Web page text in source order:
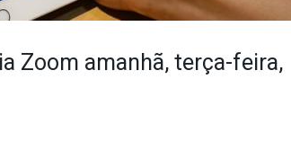
Zoom amanhã, terça-feira,